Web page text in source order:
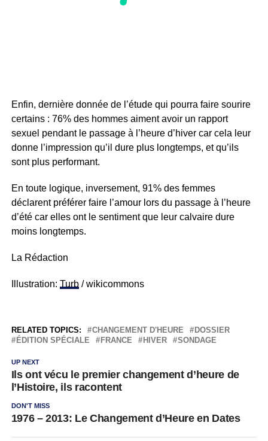
Enfin, dernière donnée de l’étude qui pourra faire sourire
certains : 76% des hommes aiment avoir un rapport
sexuel pendant le passage à l’heure d’hiver car cela leur
donne l’impression qu’il dure plus longtemps, et qu’ils
sont plus performant.
En toute logique, inversement, 91% des femmes
déclarent préférer faire l’amour lors du passage à l’heure
d’été car elles ont le sentiment que leur calvaire dure
moins longtemps.
La Rédaction
Illustration: Turb/ wikicommons
RELATED TOPICS: CHANGEMENT D'HEURE
DOSSIER
ÉDITION SPÉCIALE
FRANCE HIVER SONDAGE
UP NEXT
Ils ont vécu le premier changement d’heure de
l’Histoire, ils racontent
DON'T MISS
1976 – 2013: Le Changement d’Heure en Dates